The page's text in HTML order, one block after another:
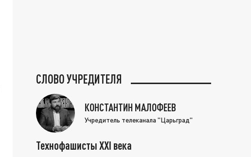
СЛОВО УЧРЕДИТЕЛЯ
КОНСТАНТИН МАЛОФЕЕВ
Учредитель телеканала "Царьград"
Технофашисты XXI века